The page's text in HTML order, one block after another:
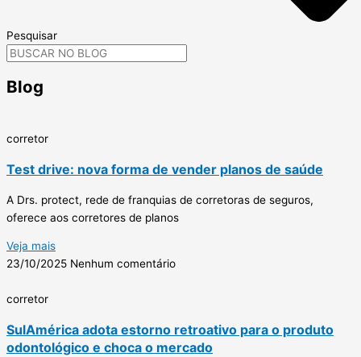
Pesquisar
Blog
corretor
Test drive: nova forma de vender planos de saúde
A Drs. protect, rede de franquias de corretoras de seguros,
oferece aos corretores de planos
Veja mais
23/10/2025 Nenhum comentário
corretor
SulAmérica adota estorno retroativo para o produto
odontológico e choca o mercado